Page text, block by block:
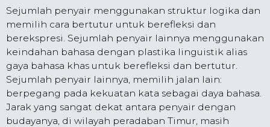
Sejumlah penyair menggunakan struktur logika dan
memilih cara bertutur untuk berefleksi dan
berekspresi. Sejumlah penyair lainnya menggunakan
keindahan bahasa dengan plastika linguistik alias
gaya bahasa khas untuk berefleksi dan bertutur.
Sejumlah penyair lainnya, memilih jalan lain:
berpegang pada kekuatan kata sebagai daya bahasa.
Jarak yang sangat dekat antara penyair dengan
budayanya, di wilayah peradaban Timur, masih